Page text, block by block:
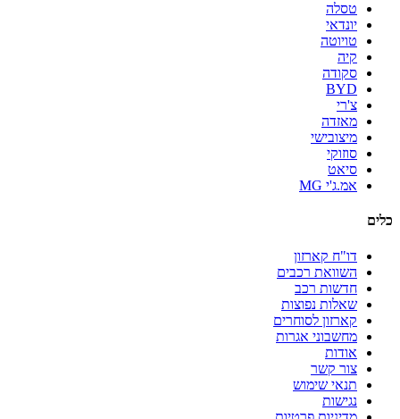
טסלה
יונדאי
טויוטה
קיה
סקודה
BYD
צ'רי
מאזדה
מיצובישי
סוזוקי
סיאט
אמ.ג'י MG
כלים
דו"ח קארזון
השוואת רכבים
חדשות רכב
שאלות נפוצות
קארזון לסוחרים
מחשבוני אגרות
אודות
צור קשר
תנאי שימוש
נגישות